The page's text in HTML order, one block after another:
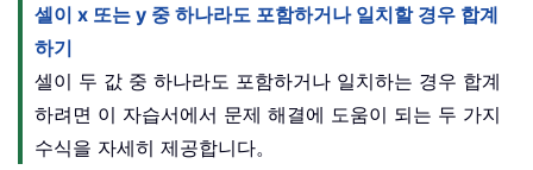
셀이 x 또는 y 중 하나라도 포함하거나 일치할 경우 합계
하기
셀이 두 값 중 하나라도 포함하거나 일치하는 경우 합계
하려면 이 자습서에서 문제 해결에 도움이 되는 두 가지
수식을 자세히 제공합니다。